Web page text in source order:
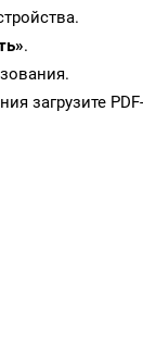
.
загрузите